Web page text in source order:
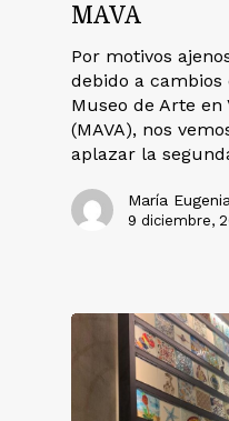
MAVA
Por motivos
debido a
Museo de Arte
(MAVA), nos
aplazar la
María
9 diciembre,